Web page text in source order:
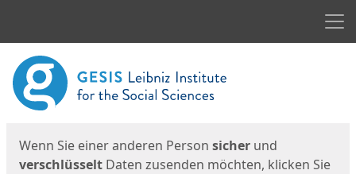
Start
Wenn Sie einer anderen Person sicher und
verschlüsselt Daten zusenden möchten, klicken Sie